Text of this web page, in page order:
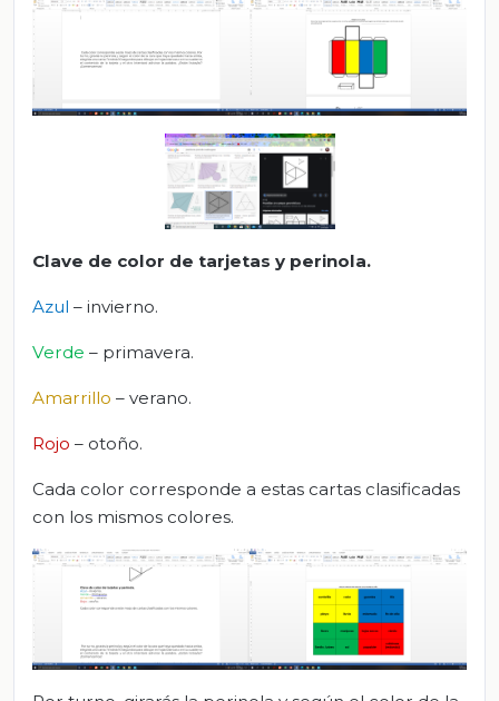
Clave de color de tarjetas y perinola.
Azul – invierno.
Verde – primavera.
Amarrillo – verano.
Rojo – otoño.
Cada color corresponde a estas cartas clasificadas
con los mismos colores.